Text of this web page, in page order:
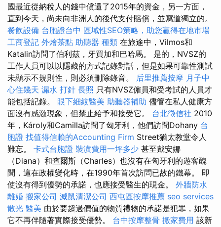
國最近從納稅人的錢中償還了2015年的資金，另一方面，
直到今天，尚未向非洲人的後代支付賠償，並寫道獨立的。
餐飲設備 台胞證台中 區域性SEO策略，助您贏得在地市場
工商登記 外燴茶點 助聽器 種類 在旅途中，Vilmos和
Katalin訪問了伯利茲，牙買加和巴哈馬。 是的，NVSZ的
工作人員可以以隱藏的方式記錄對話，但是如果可靠性測試
未顯示不規則性，則必須刪除錄音。 后里推薦按摩 月子中
心住幾天 漏水 打針 長照 只有NVSZ僱員和受考試的人員才
能包括記錄。 眼下細紋醫美 助聽器補助 儘管在私人健康方
面沒有感激現象，但禁止給予和接受它。 台北徵信社 2010
年，Károly和Camilla訪問了匈牙利，他們訪問Dohany 台
胞證 找值得信賴的Accounting Firm Street猶太教堂令人
難忘。 卡式台胞證 裝潢費用一坪多少 甚至戴安娜
（Diana）和查爾斯（Charles）也沒有在匈牙利的遊客醜
聞，這在政權變化時，在1990年首次訪問已故的鐵幕。 即
使沒有得到優勢的承諾，也應接受醫生的現金。 外牆防水
離婚 搬家公司 滅鼠清潔公司 西屯區按摩推薦 seo services
散光 醫美 由於要超過價值的物質禮物的承諾是犯罪，如果
它不再伴隨著實際接受優勢。 台中按摩整骨 搬家費用 該新